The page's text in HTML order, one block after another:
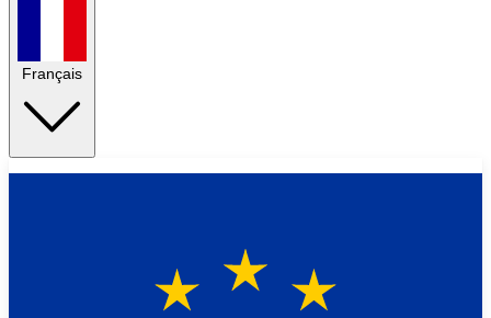
Français